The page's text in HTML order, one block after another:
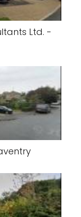
Ltd. -